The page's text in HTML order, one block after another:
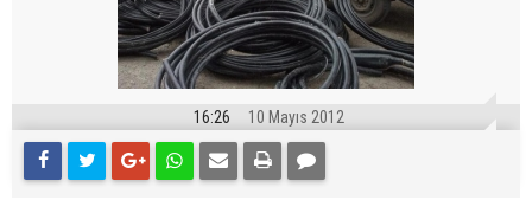
16:26 10 Mayıs 2012